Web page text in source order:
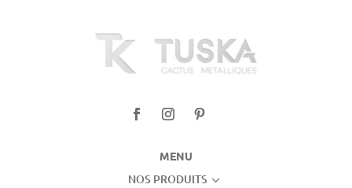
MENU
NOS PRODUITS 3